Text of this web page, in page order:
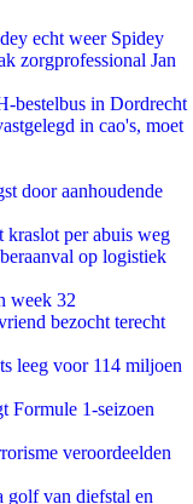
echt weer Spidey
zorgprofessional Jan
bestelbus in Dordrecht
in cao's, moet
door aanhoudende
per abuis weg
op logistiek
week 32
bezocht terecht
leeg voor 114 miljoen
Formule 1-seizoen
veroordeelden
golf van diefstal en